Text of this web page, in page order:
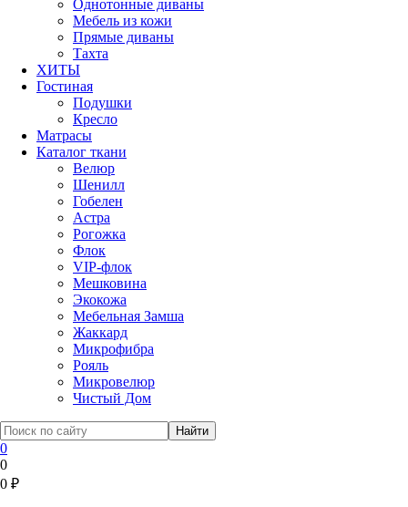
Однотонные диваны
Мебель из кожи
Прямые диваны
Тахта
ХИТЫ
Гостиная
Подушки
Кресло
Матрасы
Каталог ткани
Велюр
Шенилл
Гобелен
Астра
Рогожка
Флок
VIP-флок
Мешковина
Экокожа
Мебельная Замша
Жаккард
Микрофибра
Рояль
Микровелюр
Чистый Дом
0
0
0 ₽